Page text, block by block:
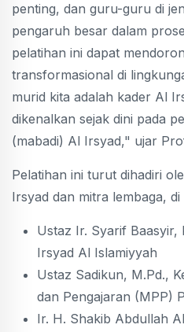
penting, dan guru-guru di
pengaruh besar dalam
pelatihan ini dapat
transformasional di
murid kita adalah kader Al
dikenalkan sejak dini pada
(mabadi) Al Irsyad," ujar
Pelatihan ini turut dihadiri
Irsyad dan mitra lembaga,
Ustaz Ir. Syarif
Irsyad Al Islamiyyah
Ustaz Sadikun, M.Pd.,
dan Pengajaran (MPP)
Ir. H. Shakib Abdullah